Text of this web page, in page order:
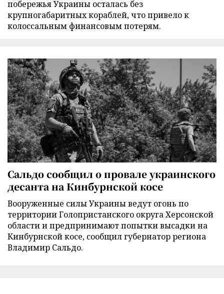
побережья Украины осталась без
крупногабаритных кораблей, что привело к
колоссальным финансовым потерям.
Сальдо сообщил о провале украинского
десанта на Кинбурнской косе
Вооруженные силы Украины ведут огонь по
территории Голопристанского округа Херсонской
области и предпринимают попытки высадки на
Кинбурнской косе, сообщил губернатор региона
Владимир Сальдо.